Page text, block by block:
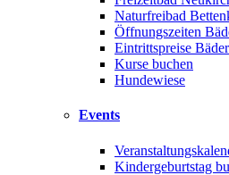
Naturfreibad
Öffnungszeiten
Eintrittspreise Bäder
Kurse buchen
Hundewiese
Events
Kindergeburtstag